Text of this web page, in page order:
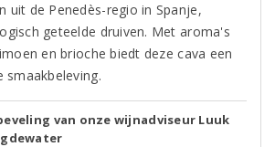
uit de Penedès-regio in Spanje,
geteelde druiven. Met aroma's
en brioche biedt deze cava een
smaakbeleving.
van onze wijnadviseur Luuk